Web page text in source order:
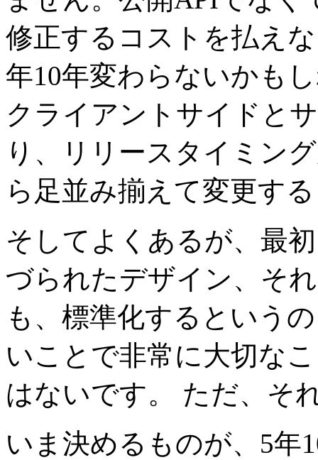
修正するコストを払え
年10年変わらないかも
クライアントサイドと
り、リリースタイミン
ら足並み揃えて変更す
そしてよくあるが、最
づられたデザイン、そ
も、標準化するという
いことで非常に大切な
はないです。 ただ、そ
いま決めるものが、5年